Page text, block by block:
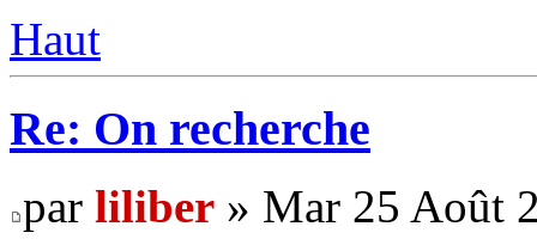
Haut
Re: On recherche
par liliber » Mar 25 Août